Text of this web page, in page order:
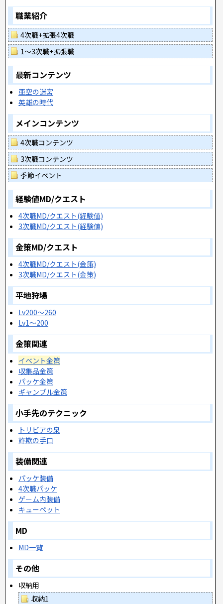
職業紹介
4次職+拡張4次職
1～3次職+拡張職
最新コンテンツ
亜空の迷宮
英雄の時代
メインコンテンツ
4次職コンテンツ
3次職コンテンツ
季節イベント
経験値MD/クエスト
4次職MD/クエスト(経験値)
3次職MD/クエスト(経験値)
金策MD/クエスト
4次職MD/クエスト(金策)
3次職MD/クエスト(金策)
平地狩場
Lv200～260
Lv1～200
金策関連
イベント金策
収集品金策
パッケ金策
ギャンブル金策
小手先のテクニック
トリビアの泉
詐欺の手口
装備関連
パッケ装備
4次職パッケ
ゲーム内装備
キューペット
MD
MD一覧
その他
収納用
収納1